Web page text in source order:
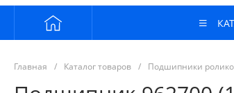
Главная / Каталог товаров / Подшипники